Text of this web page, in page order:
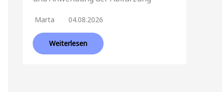
Marta 04.08.2026
Weiterlesen